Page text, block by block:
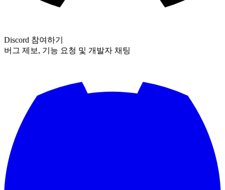
Discord 참여하기
버그 제보, 기능 요청 및 개발자 채팅